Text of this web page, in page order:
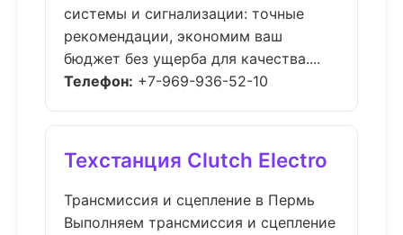
системы и сигнализации: точные
рекомендации, экономим ваш
бюджет без ущерба для качества....
Телефон: +7-969-936-52-10
Техстанция Clutch Electro
Трансмиссия и сцепление в Пермь
Выполняем трансмиссия и сцепление